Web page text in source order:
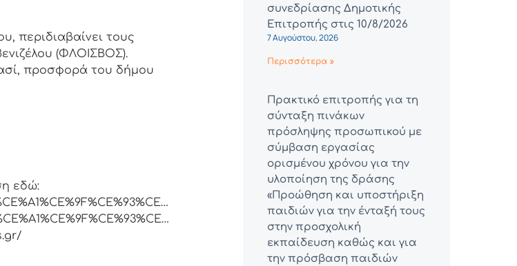
περιδιαβαίνει τους
(ΦΛΟΙΣΒΟΣ).
προσφορά του δήμου
εδώ:
συνεδρίασης Δημοτικής
Επιτροπής στις 10/8/2026
7 Αυγούστου, 2026
Περισσότερα »
Πρακτικό επιτροπής για τη
σύνταξη πινάκων
πρόσληψης προσωπικού με
σύμβαση εργασίας
ορισμένου χρόνου για την
υλοποίηση της δράσης
«Προώθηση και υποστήριξη
παιδιών για την ένταξή τους
στην προσχολική
εκπαίδευση καθώς και για
την πρόσβαση παιδιών